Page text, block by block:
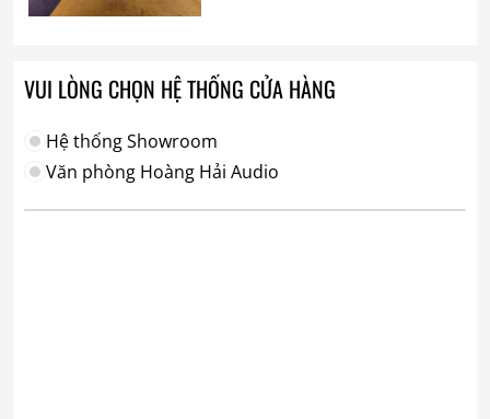
VUI LÒNG CHỌN HỆ THỐNG CỬA HÀNG
Hệ thống Showroom
Văn phòng Hoàng Hải Audio